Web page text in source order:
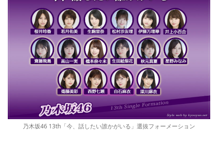
乃木坂46 13th「今、話したい誰かがいる」選抜フォーメーション